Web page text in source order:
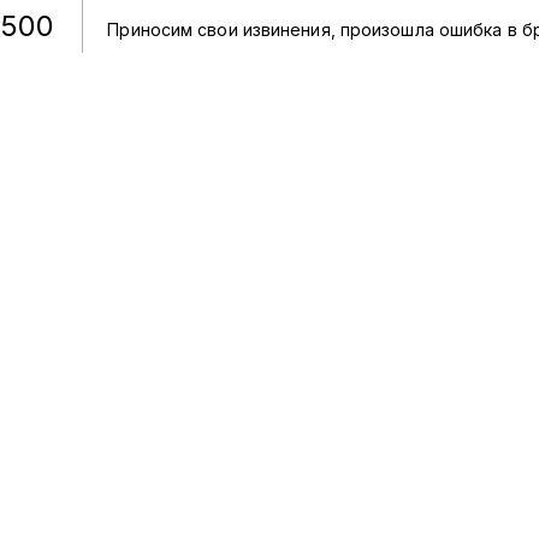
500 Приносим свои извинения, произошла ошибка в